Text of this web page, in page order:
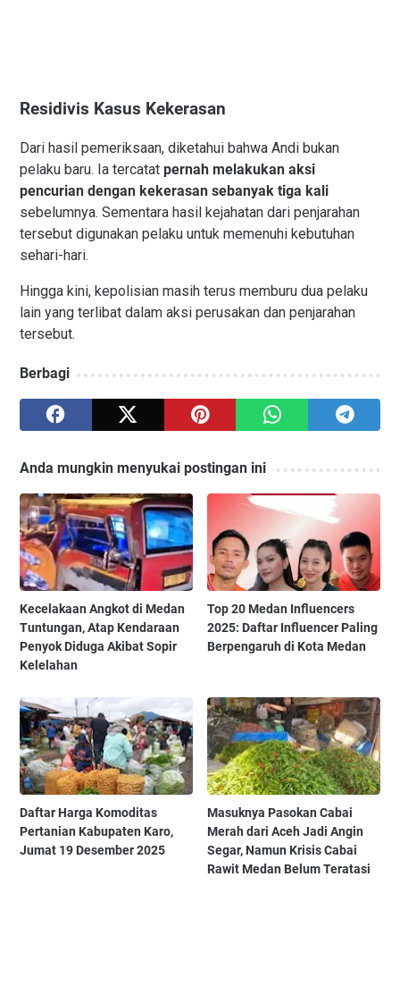
Residivis Kasus Kekerasan
Dari hasil pemeriksaan, diketahui bahwa Andi bukan
pelaku baru. Ia tercatat pernah melakukan aksi
pencurian dengan kekerasan sebanyak tiga kali
sebelumnya. Sementara hasil kejahatan dari penjarahan
tersebut digunakan pelaku untuk memenuhi kebutuhan
sehari-hari.
Hingga kini, kepolisian masih terus memburu dua pelaku
lain yang terlibat dalam aksi perusakan dan penjarahan
tersebut.
Berbagi
Anda mungkin menyukai postingan ini
Kecelakaan Angkot di Medan
Tuntungan, Atap Kendaraan
Penyok Diduga Akibat Sopir
Kelelahan
Top 20 Medan Influencers
2025: Daftar Influencer Paling
Berpengaruh di Kota Medan
Daftar Harga Komoditas
Pertanian Kabupaten Karo,
Jumat 19 Desember 2025
Masuknya Pasokan Cabai
Merah dari Aceh Jadi Angin
Segar, Namun Krisis Cabai
Rawit Medan Belum Teratasi